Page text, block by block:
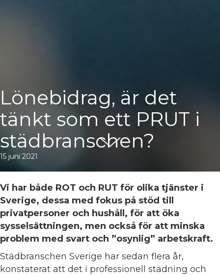
Lönebidrag, är det
tänkt som ett PRUT i
städbranschen?
15 juni 2021
Vi har både ROT och RUT för olika tjänster i
Sverige, dessa med fokus på stöd till
privatpersoner och hushåll, för att öka
sysselsättningen, men också för att minska
problem med svart och ”osynlig” arbetskraft.
Städbranschen Sverige har sedan flera år,
konstaterat att det i professionell städning och